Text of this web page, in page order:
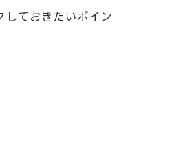
ておきたいポイン